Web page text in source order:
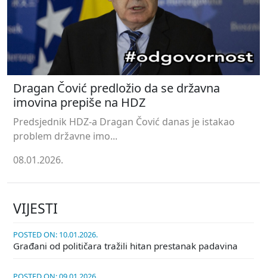
Dragan Čović predložio da se državna
imovina prepiše na HDZ
Predsjednik HDZ-a Dragan Čović danas je istakao
problem državne imo...
08.01.2026.
VIJESTI
POSTED ON: 10.01.2026.
Građani od političara tražili hitan prestanak padavina